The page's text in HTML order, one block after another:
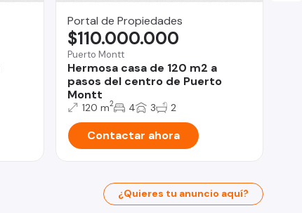
Portal de Propiedades
Puerto Montt
Hermosa casa de 120 m2 a
pasos del centro de Puerto
Montt
$110.000.000
120 m2 4 3 2
Contactar ahora
¿Quieres tu anuncio aquí?